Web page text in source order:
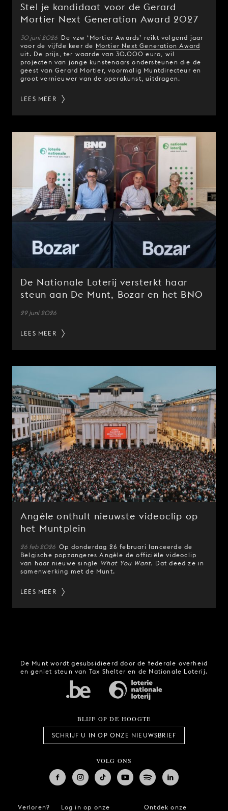
Stel je kandidaat voor de Gerard
Mortier Next Generation Award 2027
30 juni 2026 De vzw ‘Mortier Awards’ reikt volgend jaar
voor de vijfde keer de Mortier Next Generation Award
uit. De prijs, ter waarde van 30.000 euro, wil
projecten van jonge kunstenaars ondersteunen die de
geest van Gerard Mortier, voormalig Muntdirecteur en
groot vernieuwer van de operakunst, uitdragen.
LEES MEER
De Nationale Loterij versterkt haar
steun aan De Munt, Bozar en het BNO
29 juni 2026
LEES MEER
Angèle onthult nieuwste videoclip op
het Muntplein
26 feb 2026 Op donderdag 26 februari lanceerde de
Belgische popzangeres Angèle de officiële videoclip
van haar nieuwe single What You Want. Dat deed ze in
samenwerking met de Munt.
LEES MEER
De Munt wordt gesubsidieerd door de federale overheid
en geniet steun van Tax Shelter en de Nationale Loterij.
BLIJF OP DE HOOGTE
SCHRIJF U IN OP ONZE NIEUWSBRIEF
VOLG ONS
Verloren? Log in op onze Ontdek onze